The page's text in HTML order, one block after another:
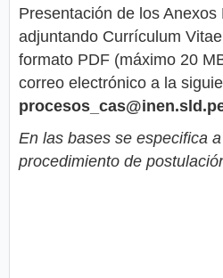
Presentación de los Anexos
adjuntando Currículum
formato PDF (máximo 20
correo electrónico a la
En las bases se especifica
procedimiento de